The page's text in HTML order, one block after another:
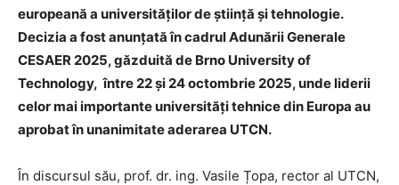
europeană a universităților de știință și tehnologie.
Decizia a fost anunțată în cadrul Adunării Generale
CESAER 2025, găzduită de Brno University of
Technology, între 22 și 24 octombrie 2025, unde liderii
celor mai importante universități tehnice din Europa au
aprobat în unanimitate aderarea UTCN.
În discursul său, prof. dr. ing. Vasile Țopa, rector al UTCN,